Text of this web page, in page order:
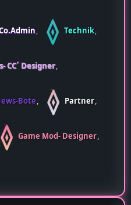
Technik
CC´ Designer
Bote Partner
Game Mod- Designer